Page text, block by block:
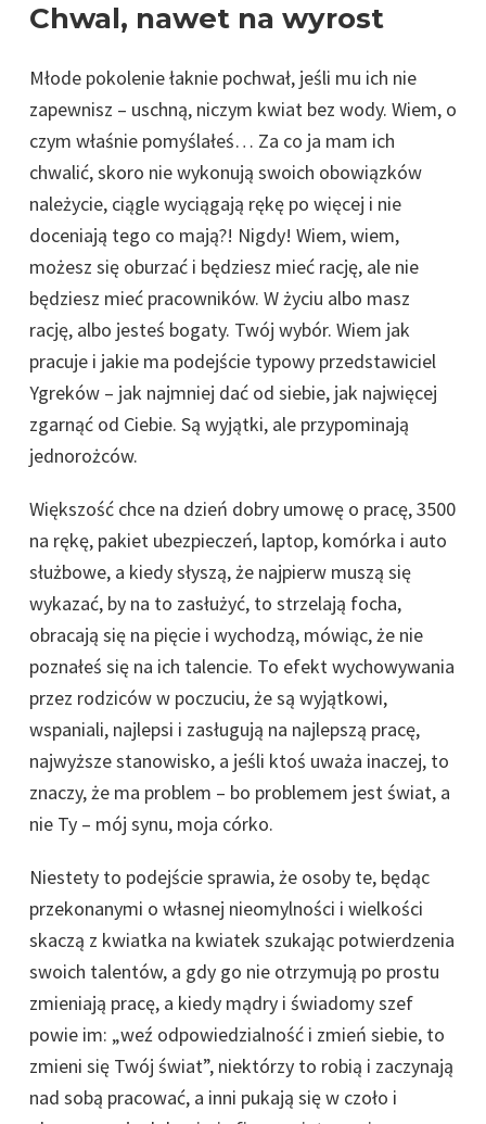
Chwal, nawet na wyrost
Młode pokolenie łaknie pochwał, jeśli mu ich nie
zapewnisz – uschną, niczym kwiat bez wody. Wiem, o
czym właśnie pomyślałeś… Za co ja mam ich
chwalić, skoro nie wykonują swoich obowiązków
należycie, ciągle wyciągają rękę po więcej i nie
doceniają tego co mają?! Nigdy! Wiem, wiem,
możesz się oburzać i będziesz mieć rację, ale nie
będziesz mieć pracowników. W życiu albo masz
rację, albo jesteś bogaty. Twój wybór. Wiem jak
pracuje i jakie ma podejście typowy przedstawiciel
Ygreków – jak najmniej dać od siebie, jak najwięcej
zgarnąć od Ciebie. Są wyjątki, ale przypominają
jednorożców.
Większość chce na dzień dobry umowę o pracę, 3500
na rękę, pakiet ubezpieczeń, laptop, komórka i auto
służbowe, a kiedy słyszą, że najpierw muszą się
wykazać, by na to zasłużyć, to strzelają focha,
obracają się na pięcie i wychodzą, mówiąc, że nie
poznałeś się na ich talencie. To efekt wychowywania
przez rodziców w poczuciu, że są wyjątkowi,
wspaniali, najlepsi i zasługują na najlepszą pracę,
najwyższe stanowisko, a jeśli ktoś uważa inaczej, to
znaczy, że ma problem – bo problemem jest świat, a
nie Ty – mój synu, moja córko.
Niestety to podejście sprawia, że osoby te, będąc
przekonanymi o własnej nieomylności i wielkości
skaczą z kwiatka na kwiatek szukając potwierdzenia
swoich talentów, a gdy go nie otrzymują po prostu
zmieniają pracę, a kiedy mądry i świadomy szef
powie im: „weź odpowiedzialność i zmień siebie, to
zmieni się Twój świat”, niektórzy to robią i zaczynają
nad sobą pracować, a inni pukają się w czoło i